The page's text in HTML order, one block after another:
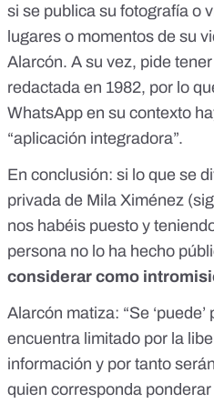
si se publica su fotografía o
lugares o momentos de su
Alarcón. A su vez, pide
redactada en 1982, por lo
WhatsApp en su contexto
“aplicación integradora”.
En conclusión: si lo que se
privada de Mila Ximénez
nos habéis puesto y
persona no lo ha hecho
considerar como
Alarcón matiza: “Se
encuentra limitado por la
información y por tanto
quien corresponda